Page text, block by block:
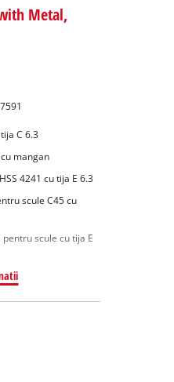
Metal,
C 6.3
mangan
4241 cu tija E 6.3
scule C45 cu
scule cu tija E